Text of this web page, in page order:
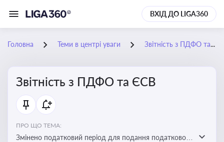
ВХІД ДО LIGA360
Головна Теми в центрі уваги Звітність з ПДФО та ЄСВ
Звітність з ПДФО та ЄСВ
ПРО ЩО ТЕМА:
Змінено податковий період для подання податкового